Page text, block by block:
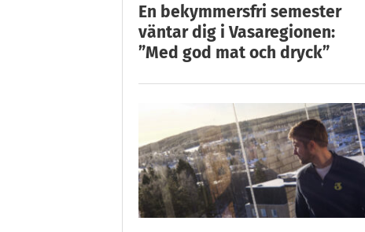
En bekymmersfri semester
väntar dig i Vasaregionen:
”Med god mat och dryck”